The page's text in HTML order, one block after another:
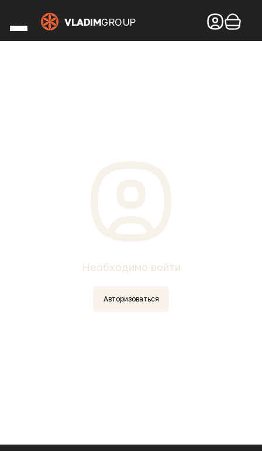
Наши рестораны
De Paris
VLADIMGROUP
Необходимо войти
Авторизоваться